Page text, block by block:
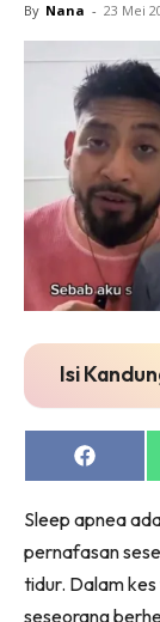
By Nana - 23 Mei
Isi
Share
on
Sleep apnea
pernafasan
tidur. Dalam
seseorang